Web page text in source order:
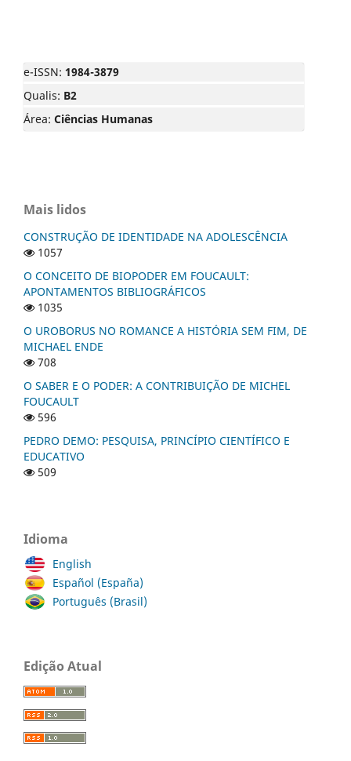
e-ISSN: 1984-3879
Qualis: B2
Área: Ciências Humanas
Mais lidos
CONSTRUÇÃO DE IDENTIDADE NA ADOLESCÊNCIA
1057
O CONCEITO DE BIOPODER EM FOUCAULT:
APONTAMENTOS BIBLIOGRÁFICOS
1035
O UROBORUS NO ROMANCE A HISTÓRIA SEM FIM, DE
MICHAEL ENDE
708
O SABER E O PODER: A CONTRIBUIÇÃO DE MICHEL
FOUCAULT
596
PEDRO DEMO: PESQUISA, PRINCÍPIO CIENTÍFICO E
EDUCATIVO
509
Idioma
English
Español (España)
Português (Brasil)
Edição Atual